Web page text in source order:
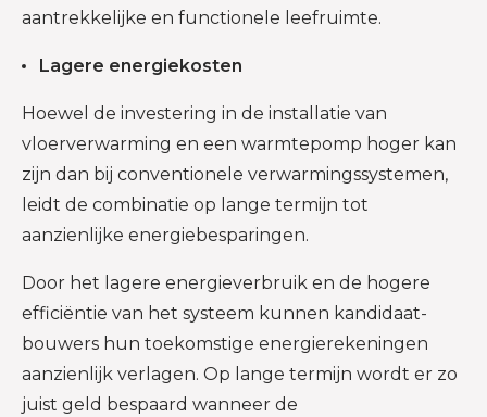
aantrekkelijke en functionele leefruimte.
Lagere energiekosten
Hoewel de investering in de installatie van
vloerverwarming en een warmtepomp hoger kan
zijn dan bij conventionele verwarmingssystemen,
leidt de combinatie op lange termijn tot
aanzienlijke energiebesparingen.
Door het lagere energieverbruik en de hogere
efficiëntie van het systeem kunnen kandidaat-
bouwers hun toekomstige energierekeningen
aanzienlijk verlagen. Op lange termijn wordt er zo
juist geld bespaard wanneer de